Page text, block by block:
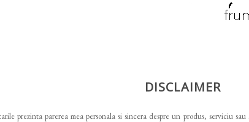
DISCLAIMER
prezinta parerea mea personala si sincera despre un produs, serviciu